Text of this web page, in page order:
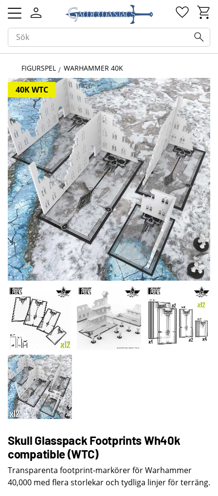
Meny
FIGURSPEL WARHAMMER 40K
40K WTC
Skull Glasspack Footprints Wh40k
compatible (WTC)
Transparenta footprint-markörer för Warhammer
40,000 med flera storlekar och tydliga linjer för terräng.